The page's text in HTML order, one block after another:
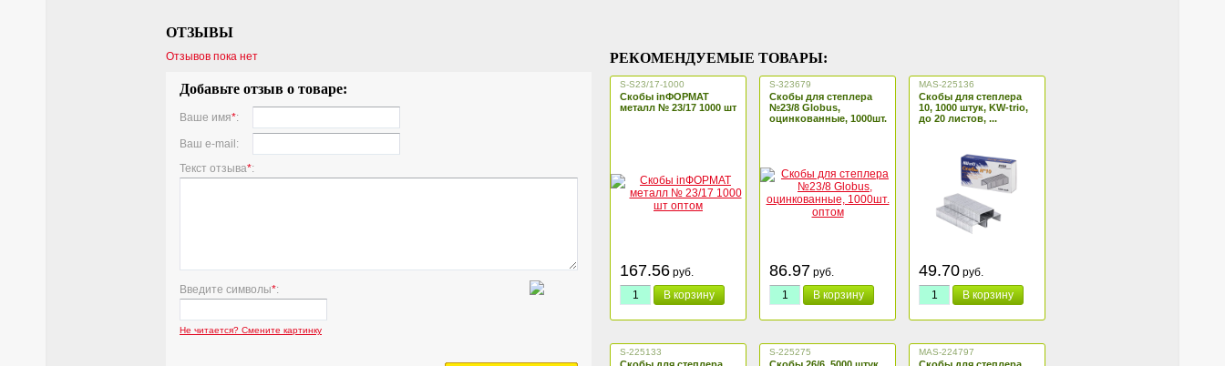
ОТЗЫВЫ
Отзывов пока нет
Добавьте отзыв о товаре:
Ваше имя*:
Ваш e-mail:
Текст отзыва*:
Введите символы*:
Не читается? Смените картинку
РЕКОМЕНДУЕМЫЕ ТОВАРЫ:
S-S23/17-1000
Скобы inФОРМАТ
металл № 23/17 1000 шт
167.56 руб.
В корзину
S-323679
Скобы для степлера
№23/8 Globus,
оцинкованные, 1000шт.
86.97 руб.
В корзину
MAS-225136
Скобы для степлера
10, 1000 штук, KW-trio,
до 20 листов, ...
49.70 руб.
В корзину
S-225133 S-225275 MAS-224797